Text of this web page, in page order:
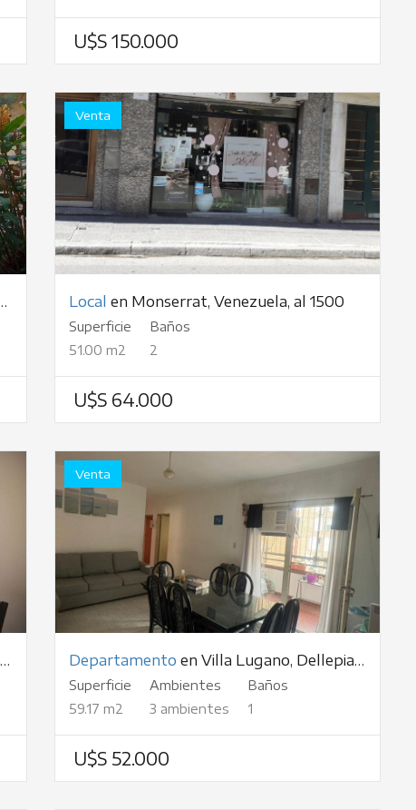
U$S 150.000
Venta
Local en Monserrat, Venezuela, al 1500
Superficie
51.00 m2
Baños
2
U$S 64.000
Venta
Departamento en Villa Lugano, Dellepiane, al 4500
Superficie
59.17 m2
Ambientes
3 ambientes
Baños
1
U$S 52.000